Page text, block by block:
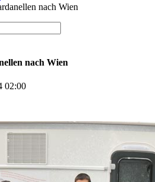
nach Wien
nach Wien
02:00